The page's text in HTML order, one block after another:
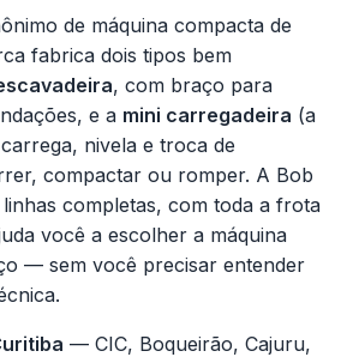
de máquina compacta de
fabrica dois tipos bem
, com braço para
e a mini carregadeira (a
nivela e troca de
compactar ou romper. A Bob
completas, com toda a frota
você a escolher a máquina
— sem você precisar entender
— CIC, Boqueirão, Cajuru,